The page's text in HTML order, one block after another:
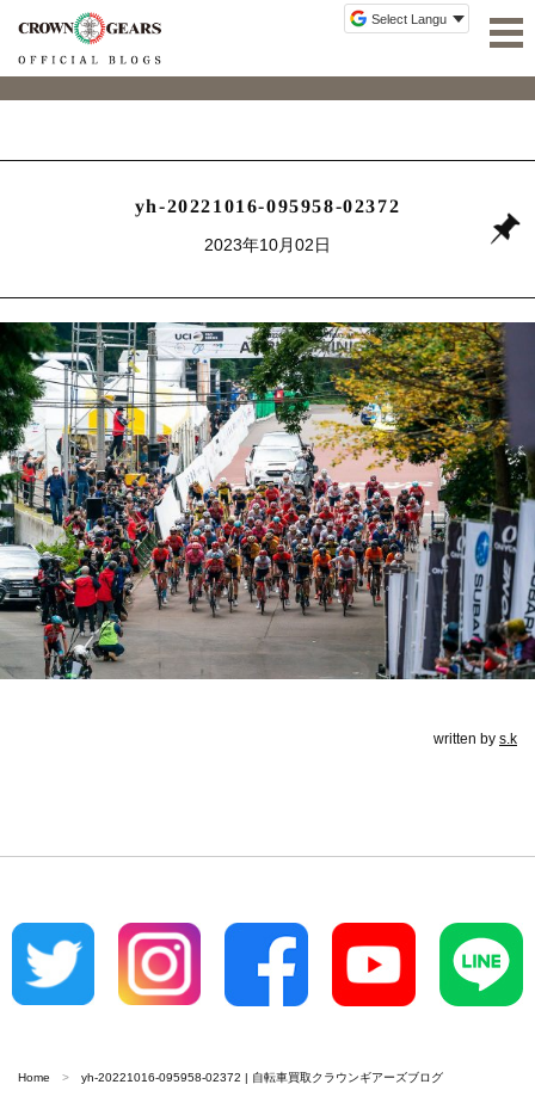
yh-20221016-095958-02372
2023年10月02日
written by s.k
Home yh-20221016-095958-02372 | 自転車買取クラウンギアーズブログ